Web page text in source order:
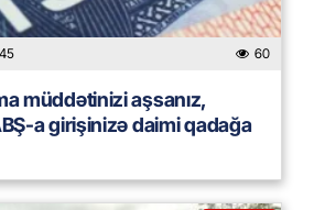
60
müddətinizi aşsanız,
a girişinizə daimi qadağa